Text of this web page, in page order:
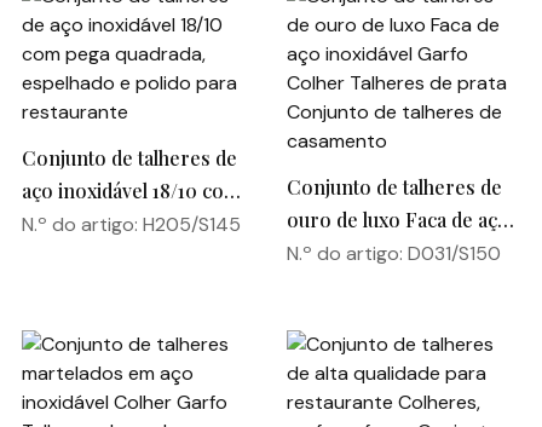
Conjunto de talheres de
aço inoxidável 18/10 com
pega quadrada, espelhado
N.º do artigo: H205/S145
Conjunto de talheres de
ouro de luxo Faca de aço
inoxidável Garfo Colher
casamento
N.º do artigo: D031/S150